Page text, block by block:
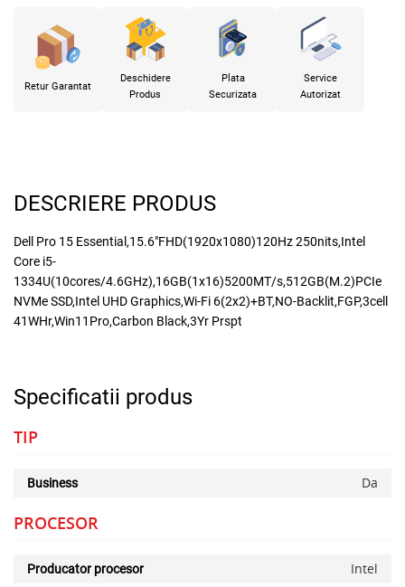
Retur Garantat
Deschidere
Produs
Plata
Securizata
Service
Autorizat
DESCRIERE PRODUS
Dell Pro 15 Essential,15.6"FHD(1920x1080)120Hz 250nits,Intel
Core i5-
1334U(10cores/4.6GHz),16GB(1x16)5200MT/s,512GB(M.2)PCIe
NVMe SSD,Intel UHD Graphics,Wi-Fi 6(2x2)+BT,NO-Backlit,FGP,3cell
41WHr,Win11Pro,Carbon Black,3Yr Prspt
Specificatii produs
TIP
Business Da
PROCESOR
Producator procesor Intel